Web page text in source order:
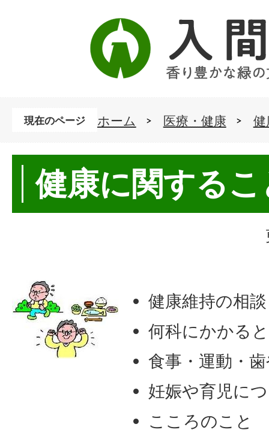
現在のページ ホーム 医療・健康 健
健康に関するこ
健康維持の相談
何科にかかる
食事・運動・
妊娠や育児に
こころのこと